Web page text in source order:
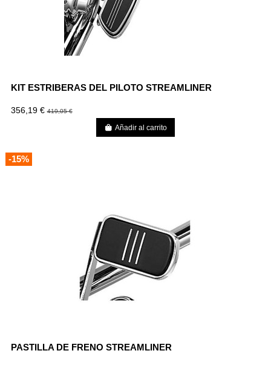
KIT ESTRIBERAS DEL PILOTO STREAMLINER
356,19 €419,05 €
Añadir al carrito
-15%
PASTILLA DE FRENO STREAMLINER